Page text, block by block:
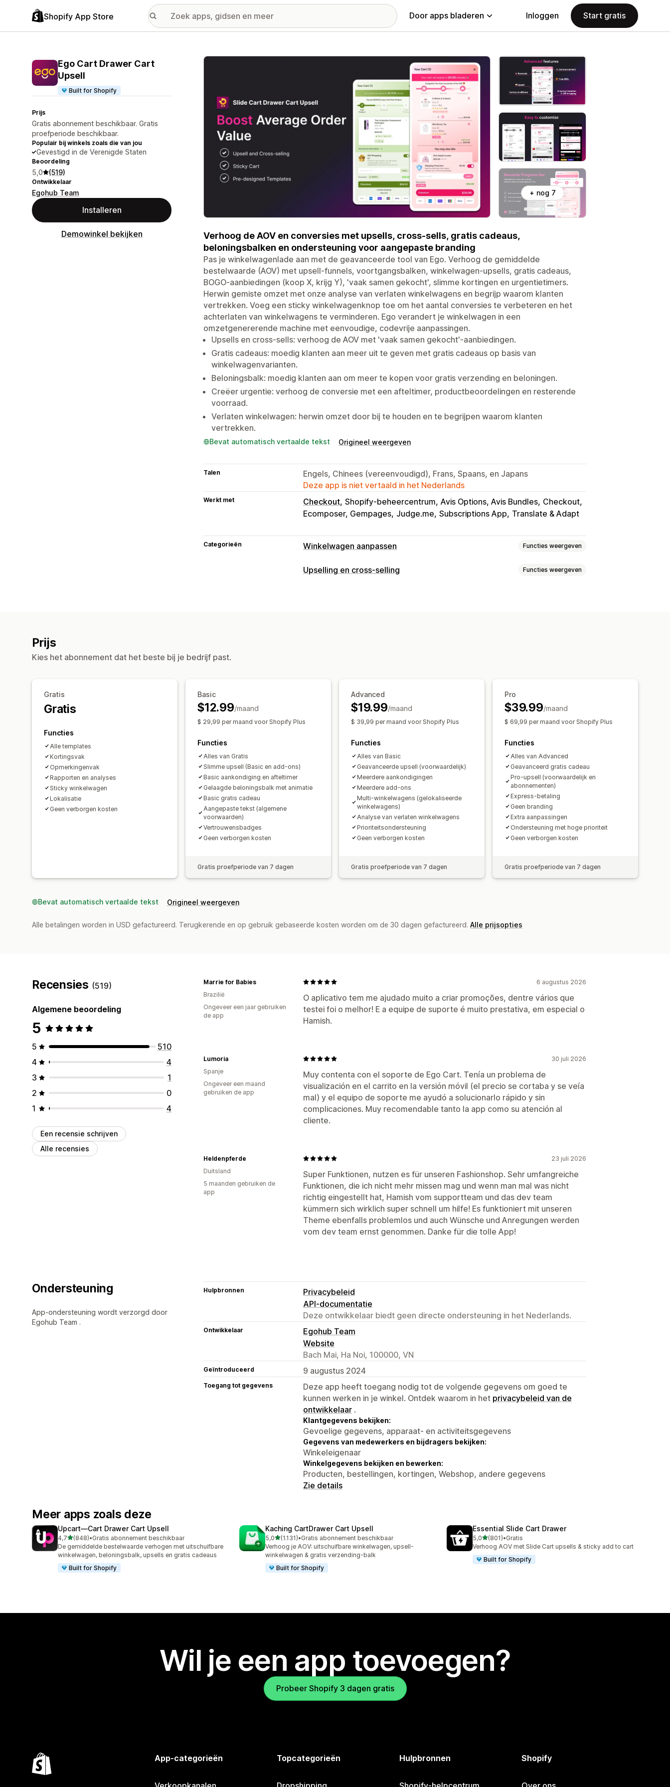
Shopify App Store Door apps bladeren Inloggen Start gratis
Ego Cart Drawer Cart
Upsell
Built for Shopify
Prijs
Gratis abonnement beschikbaar. Gratis
proefperiode beschikbaar.
Populair bij winkels zoals die van jou
Gevestigd in de Verenigde Staten
Beoordeling
5,0 (519)
Ontwikkelaar
Egohub Team
Installeren
Demowinkel bekijken
Galerij met uitgelichte afbeeldingen
+ nog 7
Verhoog de AOV en conversies met upsells, cross-sells, gratis cadeaus,
beloningsbalken en ondersteuning voor aangepaste branding
Pas je winkelwagenlade aan met de geavanceerde tool van Ego. Verhoog de gemiddelde
bestelwaarde (AOV) met upsell-funnels, voortgangsbalken, winkelwagen-upsells, gratis cadeaus,
BOGO-aanbiedingen (koop X, krijg Y), 'vaak samen gekocht', slimme kortingen en urgentietimers.
Herwin gemiste omzet met onze analyse van verlaten winkelwagens en begrijp waarom klanten
vertrekken. Voeg een sticky winkelwagenknop toe om het aantal conversies te verbeteren en het
achterlaten van winkelwagens te verminderen. Ego verandert je winkelwagen in een
omzetgenererende machine met eenvoudige, codevrije aanpassingen.
Upsells en cross-sells: verhoog de AOV met 'vaak samen gekocht'-aanbiedingen.
Gratis cadeaus: moedig klanten aan meer uit te geven met gratis cadeaus op basis van
winkelwagenvarianten.
Beloningsbalk: moedig klanten aan om meer te kopen voor gratis verzending en beloningen.
Creëer urgentie: verhoog de conversie met een afteltimer, productbeoordelingen en resterende
voorraad.
Verlaten winkelwagen: herwin omzet door bij te houden en te begrijpen waarom klanten
vertrekken.
Bevat automatisch vertaalde tekst Origineel weergeven
Talen
Engels, Chinees (vereenvoudigd), Frans, Spaans, en Japans
Deze app is niet vertaald in het Nederlands
Werkt met Checkout Shopify-beheercentrum Avis Options, Avis Bundles Checkout
Ecomposer, Gempages Judge.me Subscriptions App Translate & Adapt
Categorieën Winkelwagen aanpassen Functies weergeven
Weergave van winkelwagen
Gratis artikelen
Checkout-aanpassing
Aangepaste opmerkingen
Automatische kortingen
Upselling in één klik
Upselling en cross-selling Functies weergeven
Verzendbescherming
Cadeauverpakking
Gratis verzending Add-ons voor producten
Productaanbevelingen
Vaak samen gekocht Staffelkortingen
AI-aanbevelingen
Analytics
Conversiepercentages
Prijs
Kies het abonnement dat het beste bij je bedrijf past.
Gratis
Gratis
Functies
Alle templates
Kortingsvak
Opmerkingenvak
Rapporten en analyses
Sticky winkelwagen
Lokalisatie
Geen verborgen kosten
Basic
$12.99/maand
$ 29,99 per maand voor Shopify Plus
Functies
Alles van Gratis
Slimme upsell (Basic en add-ons)
Basic aankondiging en afteltimer
Gelaagde beloningsbalk met animatie
Basic gratis cadeau
Aangepaste tekst (algemene
voorwaarden)
Vertrouwensbadges
Geen verborgen kosten
Gratis proefperiode van 7 dagen
Advanced
$19.99/maand
$ 39,99 per maand voor Shopify Plus
Functies
Alles van Basic
Geavanceerde upsell (voorwaardelijk)
Meerdere aankondigingen
Meerdere add-ons
Multi-winkelwagens (gelokaliseerde
winkelwagens)
Analyse van verlaten winkelwagens
Prioriteitsondersteuning
Geen verborgen kosten
Gratis proefperiode van 7 dagen
Pro
$39.99/maand
$ 69,99 per maand voor Shopify Plus
Functies
Alles van Advanced
Geavanceerd gratis cadeau
Pro-upsell (voorwaardelijk en
abonnementen)
Express-betaling
Geen branding
Extra aanpassingen
Ondersteuning met hoge prioriteit
Geen verborgen kosten
Gratis proefperiode van 7 dagen
Bevat automatisch vertaalde tekst Origineel weergeven
Alle betalingen worden in USD gefactureerd. Terugkerende en op gebruik gebaseerde kosten worden om de 30 dagen gefactureerd. Alle prijsopties
Recensies (519)
Algemene beoordeling
5
5
510
4
4
3
1
2
0
1
4
Een recensie schrijven
Alle recensies
6 augustus 2026
O aplicativo tem me ajudado muito a criar promoções, dentre vários que
testei foi o melhor! E a equipe de suporte é muito prestativa, em especial o
Hamish.
Marrie for Babies
Brazilië
Ongeveer een jaar gebruiken
de app
30 juli 2026
Muy contenta con el soporte de Ego Cart. Tenía un problema de
visualización en el carrito en la versión móvil (el precio se cortaba y se veía
mal) y el equipo de soporte me ayudó a solucionarlo rápido y sin
complicaciones. Muy recomendable tanto la app como su atención al
cliente.
Lumoria
Spanje
Ongeveer een maand
gebruiken de app
23 juli 2026
Super Funktionen, nutzen es für unseren Fashionshop. Sehr umfangreiche
Funktionen, die ich nicht mehr missen mag und wenn man mal was nicht
richtig eingestellt hat, Hamish vom supportteam und das dev team
kümmern sich wirklich super schnell um hilfe! Es funktioniert mit unseren
Theme ebenfalls problemlos und auch Wünsche und Anregungen werden
vom dev team ernst genommen. Danke für die tolle App!
Heldenpferde
Duitsland
5 maanden gebruiken de
app
Ondersteuning
App-ondersteuning wordt verzorgd door
Egohub Team .
Hulpbronnen
Privacybeleid
API-documentatie
Deze ontwikkelaar biedt geen directe ondersteuning in het Nederlands.
Ontwikkelaar
Egohub Team
Website
Bach Mai, Ha Noi, 100000, VN
Geïntroduceerd 9 augustus 2024
Toegang tot gegevens
Deze app heeft toegang nodig tot de volgende gegevens om goed te
kunnen werken in je winkel. Ontdek waarom in het privacybeleid van de
ontwikkelaar .
Klantgegevens bekijken:
Gevoelige gegevens, apparaat- en activiteitsgegevens
Gegevens van medewerkers en bijdragers bekijken:
Winkeleigenaar
Winkelgegevens bekijken en bewerken:
Producten, bestellingen, kortingen, Webshop, andere gegevens
Zie details
Meer apps zoals deze
Upcart—Cart Drawer Cart Upsell
4,7van 5 sterren
(848)
848 recensies in totaal
•Gratis abonnement beschikbaar
De gemiddelde bestelwaarde verhogen met uitschuifbare
winkelwagen, beloningsbalk, upsells en gratis cadeaus
Built for Shopify
Kaching CartDrawer Cart Upsell
5,0van 5 sterren
(1.131)
1131 recensies in totaal
•Gratis abonnement beschikbaar
Verhoog je AOV: uitschuifbare winkelwagen, upsell-
winkelwagen & gratis verzending-balk
Built for Shopify
Essential Slide Cart Drawer
5,0van 5 sterren
(801)
801 recensies in totaal
•Gratis
Verhoog AOV met Slide Cart upsells & sticky add to cart
Built for Shopify
Wil je een app toevoegen?
Probeer Shopify 3 dagen gratis
App-categorieën Topcategorieën Hulpbronnen Shopify